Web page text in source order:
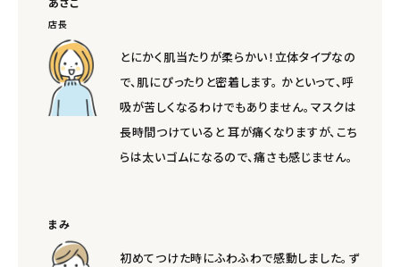
店長
とにかく肌当たりが柔らかい！立体タイプなの
で、肌にぴったりと密着します。 かといって、呼
吸が苦しくなるわけでもありません。マスクは
長時間つけていると 耳が痛くなりますが、こち
らは太いゴムになるので、痛さも感じません。
まみ
初めてつけた時にふわふわで感動しました。ず